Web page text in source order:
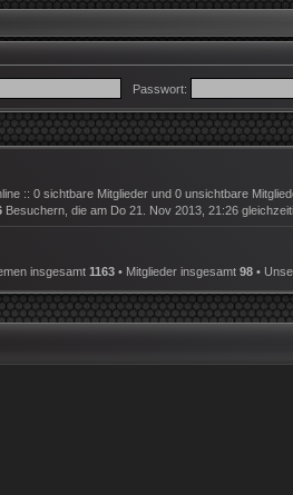
Passwort:
:: 0 sichtbare Mitglieder und 0 unsichtbare
Besuchern, die am Do 21. Nov 2013, 21:26
insgesamt 1163 • Mitglieder insgesamt 98 •